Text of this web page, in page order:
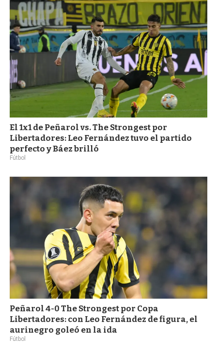
El 1x1 de Peñarol vs. The Strongest por
Libertadores: Leo Fernández tuvo el partido
perfecto y Báez brilló
Fútbol
Peñarol 4-0 The Strongest por Copa
Libertadores: con Leo Fernández de figura, el
aurinegro goleó en la ida
Fútbol